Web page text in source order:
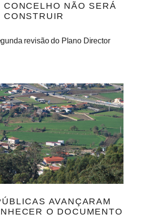
CONCELHO NÃO SERÁ
revisão do Plano Director
AVANÇARAM
O DOCUMENTO